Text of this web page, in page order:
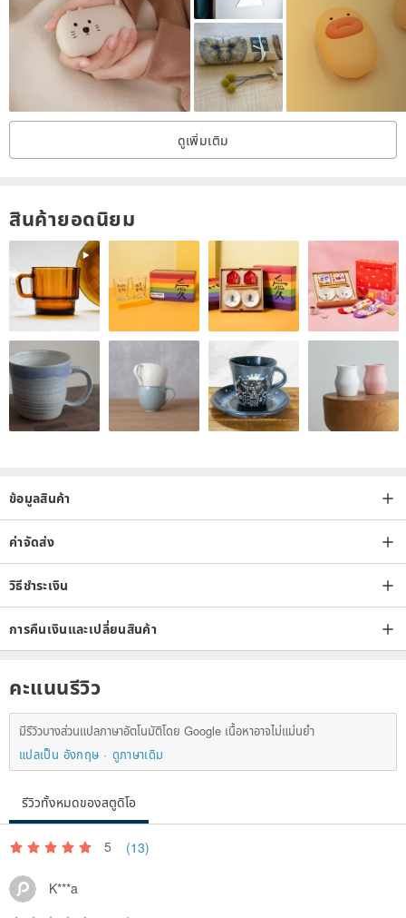
ดูเพิ่มเติม
สินค้ายอดนิยม
ข้อมูลสินค้า
ค่าจัดส่ง
วิธีชำระเงิน
การคืนเงินและเปลี่ยนสินค้า
คะแนนรีวิว
มีรีวิวบางส่วนแปลภาษาอัตโนมัติโดย Google เนื้อหาอาจไม่แม่นยำ
แปลเป็น อังกฤษ
ดูภาษาเดิม
รีวิวทั้งหมดของสตูดิโอ
5 (13)
K***a